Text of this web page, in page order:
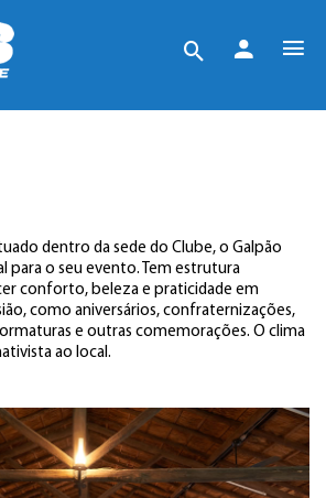
dentro da sede do Clube, o Galpão
para o seu evento. Tem estrutura
conforto, beleza e praticidade em
como aniversários, confraternizações,
e outras comemorações. O clima
ao local.